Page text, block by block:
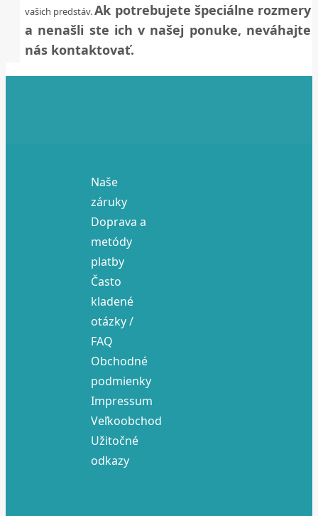
vašich predstáv.Ak potrebujete špeciálne rozmery
a nenašli ste ich v našej ponuke, neváhajte
nás kontaktovať.
Naše
záruky
Doprava a
metódy
platby
Často
kladené
otázky /
FAQ
Obchodné
podmienky
Impressum
Veľkoobchod
Užitočné
odkazy